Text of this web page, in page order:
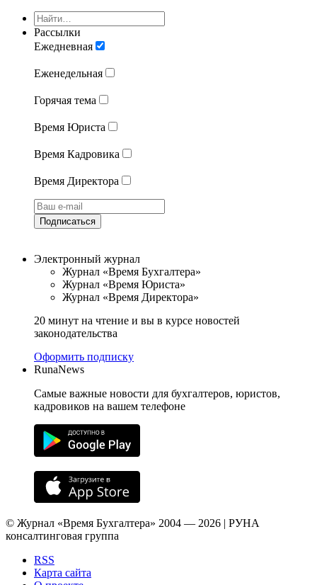
Рассылки
Ежедневная
Еженедельная
Горячая тема
Время Юриста
Время Кадровика
Время Директора
Подписаться
Электронный журнал
Журнал «Время Бухгалтера»
Журнал «Время Юриста»
Журнал «Время Директора»
20 минут на чтение и вы в курсе новостей
законодательства
Оформить подписку
RunaNews
Самые важные новости для бухгалтеров, юристов,
кадровиков на вашем телефоне
© Журнал «Время Бухгалтера» 2004 — 2026 | РУНА
консалтинговая группа
RSS
Карта сайта